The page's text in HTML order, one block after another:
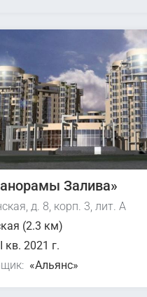
Залива»
д. 8, корп. 3, лит. А
(2.3 км)
кв. 2021 г.
«Альянс»